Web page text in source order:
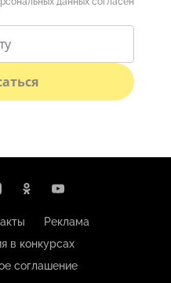
Реклама
в конкурсах
соглашение